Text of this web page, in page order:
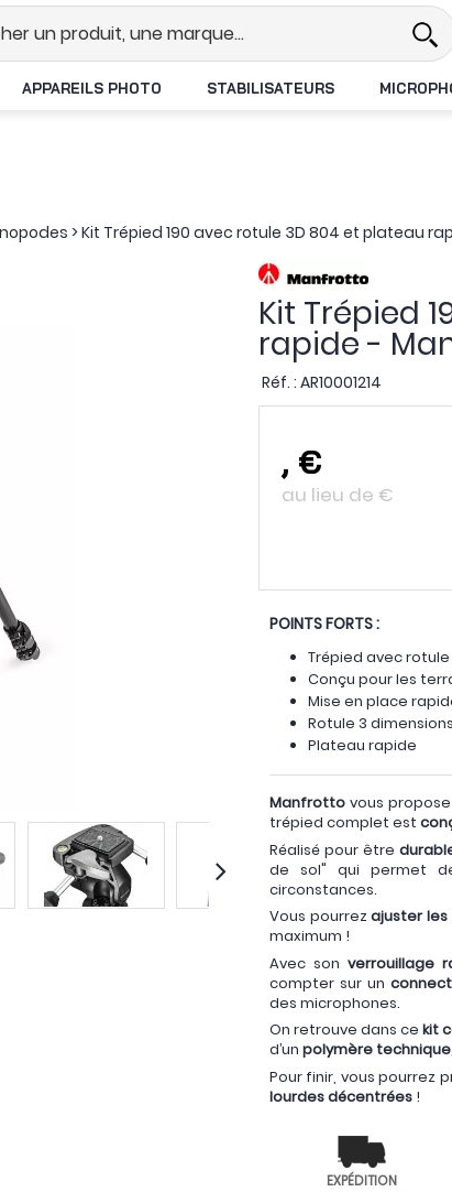
APPAREILS PHOTO STABILISATEURS
>Kit Trépied 190 avec rotule 3D 804 et plateau
Kit Trépied
rapide -
Réf. : AR10001214
, €
au lieu de €
POINTS FORTS :
Trépied avec
Conçu pour les
Mise en place
Rotule 3 dimensions
Plateau rapide
Manfrotto vous
trépied complet est
Réalisé pour être
de sol" qui permet
circonstances.
Vous pourrezajuster
maximum !
Avec son verrouillage
compter sur un
des microphones.
On retrouve dans cekit
d’un polymère technique
Pour finir, vous pourrez
lourdes décentrées !
EXPÉDITION